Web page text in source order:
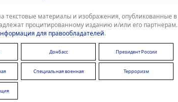
текстовые материалы и изображения, опубликованные в
процитированному изданию и/или его партнерам.
для правообладателей.
Донбасс Президент России
Специальная военная
операция
Терроризм